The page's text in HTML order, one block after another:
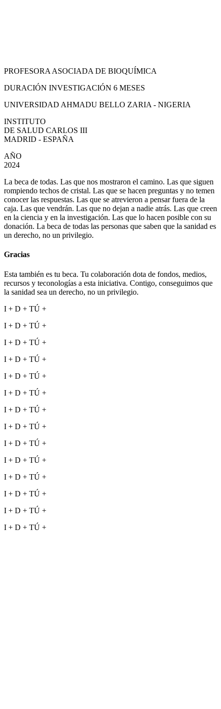
PROFESORA ASOCIADA DE BIOQUÍMICA
DURACIÓN INVESTIGACIÓN 6 MESES
UNIVERSIDAD AHMADU BELLO ZARIA - NIGERIA
INSTITUTO
DE SALUD CARLOS III
MADRID - ESPAÑA
AÑO
2024
La beca de todas. Las que nos mostraron el camino. Las que siguen
rompiendo techos de cristal. Las que se hacen preguntas y no temen
conocer las respuestas. Las que se atrevieron a pensar fuera de la
caja. Las que vendrán. Las que no dejan a nadie atrás. Las que creen
en la ciencia y en la investigación. Las que lo hacen posible con su
donación. La beca de todas las personas que saben que la sanidad es
un derecho, no un privilegio.
Gracias
Esta también es tu beca. Tu colaboración dota de fondos, medios,
recursos y teconologías a esta iniciativa. Contigo, conseguimos que
la sanidad sea un derecho, no un privilegio.
I + D + TÚ +
I + D + TÚ +
I + D + TÚ +
I + D + TÚ +
I + D + TÚ +
I + D + TÚ +
I + D + TÚ +
I + D + TÚ +
I + D + TÚ +
I + D + TÚ +
I + D + TÚ +
I + D + TÚ +
I + D + TÚ +
I + D + TÚ +